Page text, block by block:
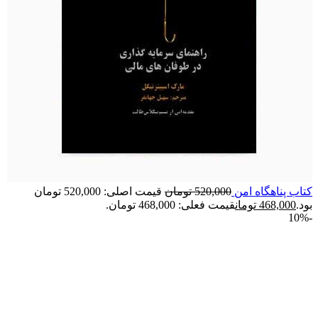
کتاب پناهگاه امن 520,000 تومان
قیمت اصلی: 520,000 تومان
بود.468,000 تومانقیمت فعلی: 468,000 تومان.
-10%